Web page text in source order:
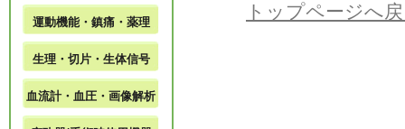
トップページへ
運動機能・鎮痛・薬理
生理・切片・生体信号
血流計・血圧・画像解析